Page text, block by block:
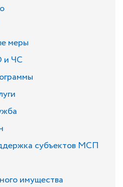
меры
и ЧС
субъектов МСП
имущества